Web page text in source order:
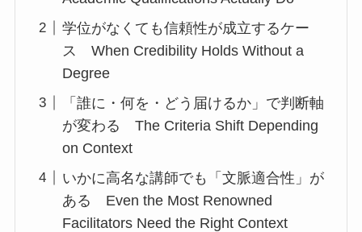
学位がなくても信頼性が成立するケー
ス When Credibility Holds Without a
Degree
「誰に・何を・どう届けるか」で判断軸
が変わる The Criteria Shift Depending
on Context
いかに高名な講師でも「文脈適合性」が
ある Even the Most Renowned
Facilitators Need the Right Context